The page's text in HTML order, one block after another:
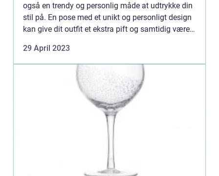
også en trendy og personlig måde at udtrykke din
stil på. En pose med et unikt og personligt design
kan give dit outfit et ekstra pift og samtidig være
29 April 2023